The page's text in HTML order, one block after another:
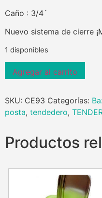
Caño : 3/4´
Nuevo sistema de cierre
1 disponibles
Agregar al carrito
SKU: CE93 Categorías:
posta, tendedero,
Productos